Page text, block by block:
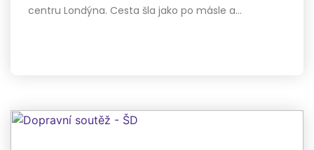
centru Londýna. Cesta šla jako po másle a…